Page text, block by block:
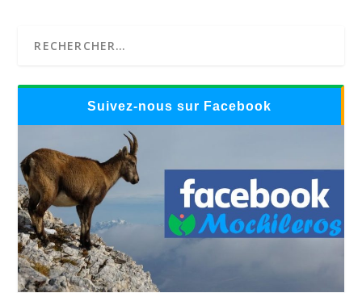
Suivez-nous sur Facebook